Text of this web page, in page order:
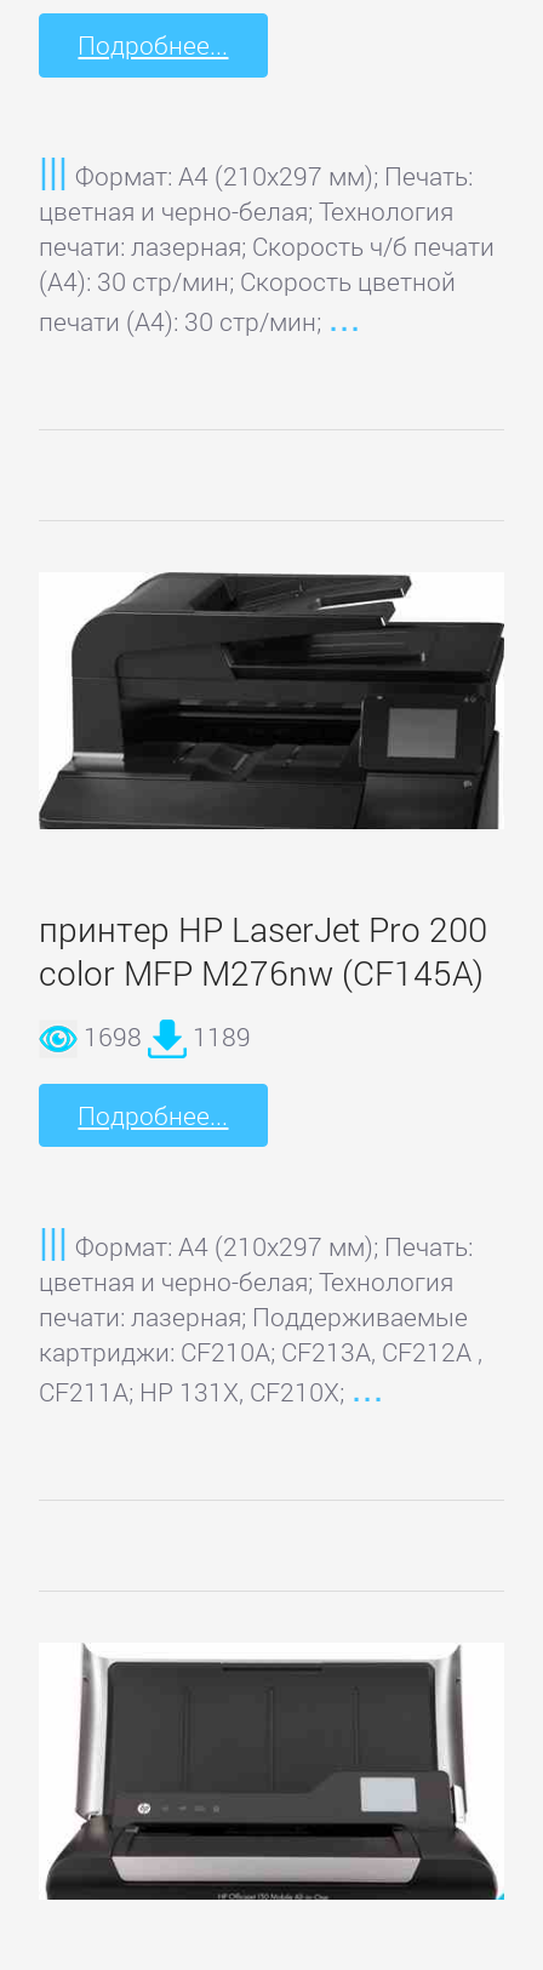
Подробнее...
Формат: A4 (210x297 мм); Печать:
цветная и черно-белая; Технология
печати: лазерная; Скорость ч/б печати
(А4): 30 стр/мин; Скорость цветной
печати (А4): 30 стр/мин;
принтер HP LaserJet Pro 200
color MFP M276nw (CF145A)
1698 1189
Подробнее...
Формат: A4 (210x297 мм); Печать:
цветная и черно-белая; Технология
печати: лазерная; Поддерживаемые
картриджи: CF210A; CF213A, CF212A ,
CF211A; HP 131X, CF210X;
Sony
Xerox